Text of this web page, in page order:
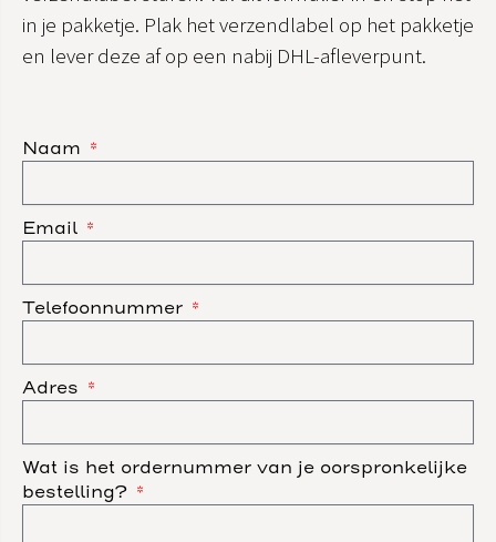
in je pakketje. Plak het verzendlabel op het pakketje
en lever deze af op een nabij DHL-afleverpunt.
Naam
Email
Telefoonnummer
Adres
Wat is het ordernummer van je oorspronkelijke
bestelling?